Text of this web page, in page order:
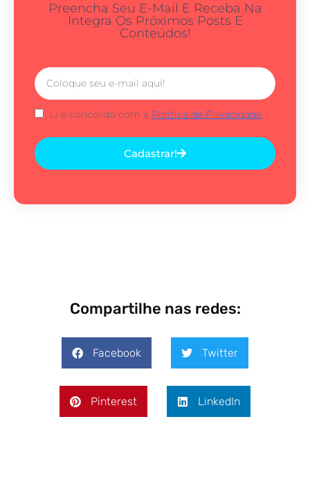
Preencha Seu E-Mail E Receba Na
Integra Os Próximos Posts E
Conteúdos!
Li e concordo com a Política de Privacidade
Cadastrar!
Compartilhe nas redes:
Facebook Twitter
Pinterest LinkedIn